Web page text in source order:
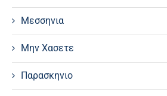
Μεσσηνια
Μην Χασετε
Παρασκηνιο